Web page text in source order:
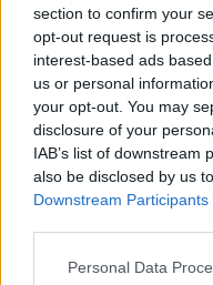
section to confirm your
opt-out request is
interest-based ads
us or personal
your opt-out. You may
disclosure of your
IAB’s list of downstream
also be disclosed by us
Downstream Participants
Personal Data
Προηγούμενο
και χαρίζει